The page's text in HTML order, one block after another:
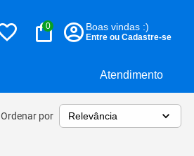
Atendimento
0 Boas vindas :)
Entre ou Cadastre-se
Ordenar por